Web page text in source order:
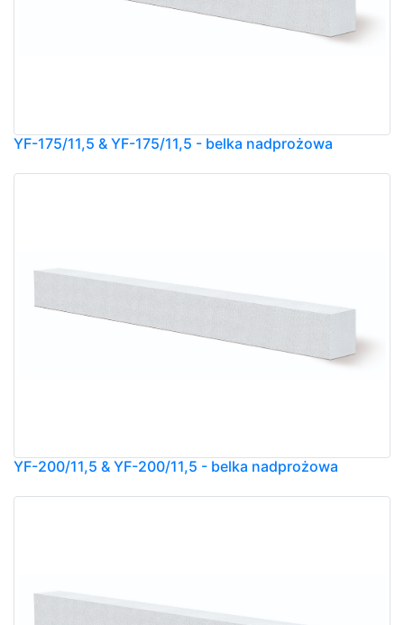
YF-175/11,5 & YF-175/11,5 - belka nadprożowa
YF-200/11,5 & YF-200/11,5 - belka nadprożowa